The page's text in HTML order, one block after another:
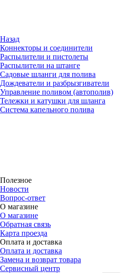
Назад
Коннекторы и соединители
Распылители и пистолеты
Распылители на штанге
Садовые шланги для полива
Дождеватели и разбрызгиватели
Управление поливом (автополив)
Тележки и катушки для шланга
Система капельного полива
Полезное
Новости
Вопрос-ответ
О магазине
О магазине
Обратная связь
Карта проезда
Оплата и доставка
Оплата и доставка
Замена и возврат товара
Сервисный центр